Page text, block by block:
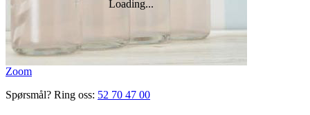
Zoom
Spørsmål? Ring oss: 52 70 47 00